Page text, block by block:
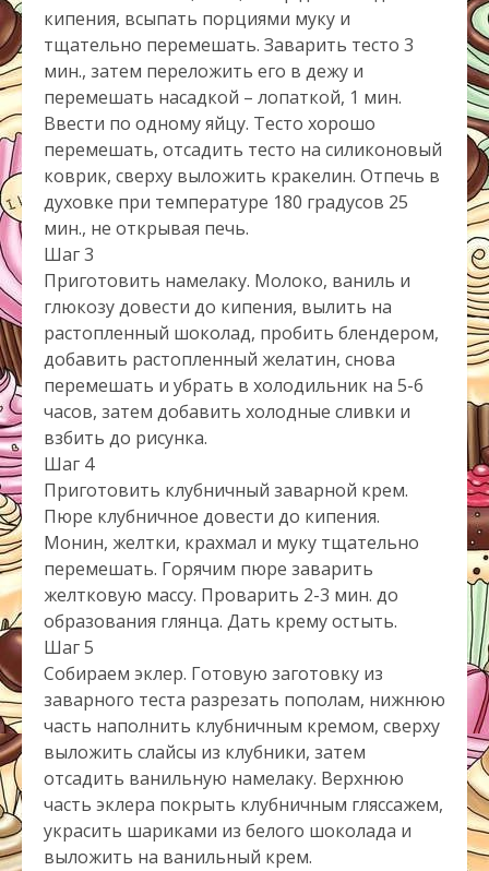
кипения, всыпать порциями муку и
тщательно перемешать. Заварить тесто 3
мин., затем переложить его в дежу и
перемешать насадкой – лопаткой, 1 мин.
Ввести по одному яйцу. Тесто хорошо
перемешать, отсадить тесто на силиконовый
коврик, сверху выложить кракелин. Отпечь в
духовке при температуре 180 градусов 25
мин., не открывая печь.
Шаг 3
Приготовить намелаку. Молоко, ваниль и
глюкозу довести до кипения, вылить на
растопленный шоколад, пробить блендером,
добавить растопленный желатин, снова
перемешать и убрать в холодильник на 5-6
часов, затем добавить холодные сливки и
взбить до рисунка.
Шаг 4
Приготовить клубничный заварной крем.
Пюре клубничное довести до кипения.
Монин, желтки, крахмал и муку тщательно
перемешать. Горячим пюре заварить
желтковую массу. Проварить 2-3 мин. до
образования глянца. Дать крему остыть.
Шаг 5
Собираем эклер. Готовую заготовку из
заварного теста разрезать пополам, нижнюю
часть наполнить клубничным кремом, сверху
выложить слайсы из клубники, затем
отсадить ванильную намелаку. Верхнюю
часть эклера покрыть клубничным гляссажем,
украсить шариками из белого шоколада и
выложить на ванильный крем.